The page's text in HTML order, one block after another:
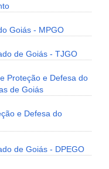
Goiás - MPGO
de Goiás - TJGO
Proteção e Defesa do
de Goiás
e Defesa do
de Goiás - DPEGO